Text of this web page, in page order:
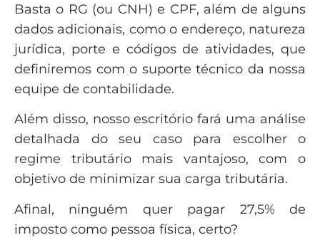
Basta o RG (ou CNH) e CPF, além de alguns
dados adicionais, como o endereço, natureza
jurídica, porte e códigos de atividades, que
definiremos com o suporte técnico da nossa
equipe de contabilidade.
Além disso, nosso escritório fará uma análise
detalhada do seu caso para escolher o
regime tributário mais vantajoso, com o
objetivo de minimizar sua carga tributária.
Afinal, ninguém quer pagar 27,5% de
imposto como pessoa física, certo?